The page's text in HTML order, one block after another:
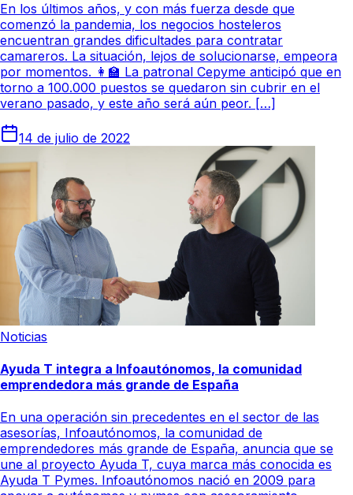
En los últimos años, y con más fuerza desde que
comenzó la pandemia, los negocios hosteleros
encuentran grandes dificultades para contratar
camareros. La situación, lejos de solucionarse, empeora
por momentos. 👩‍🏫 La patronal Cepyme anticipó que en
torno a 100.000 puestos se quedaron sin cubrir en el
verano pasado, y este año será aún peor. […]
14 de julio de 2022
Noticias
Ayuda T integra a Infoautónomos, la comunidad
emprendedora más grande de España
En una operación sin precedentes en el sector de las
asesorías, Infoautónomos, la comunidad de
emprendedores más grande de España, anuncia que se
une al proyecto Ayuda T, cuya marca más conocida es
Ayuda T Pymes. Infoautónomos nació en 2009 para